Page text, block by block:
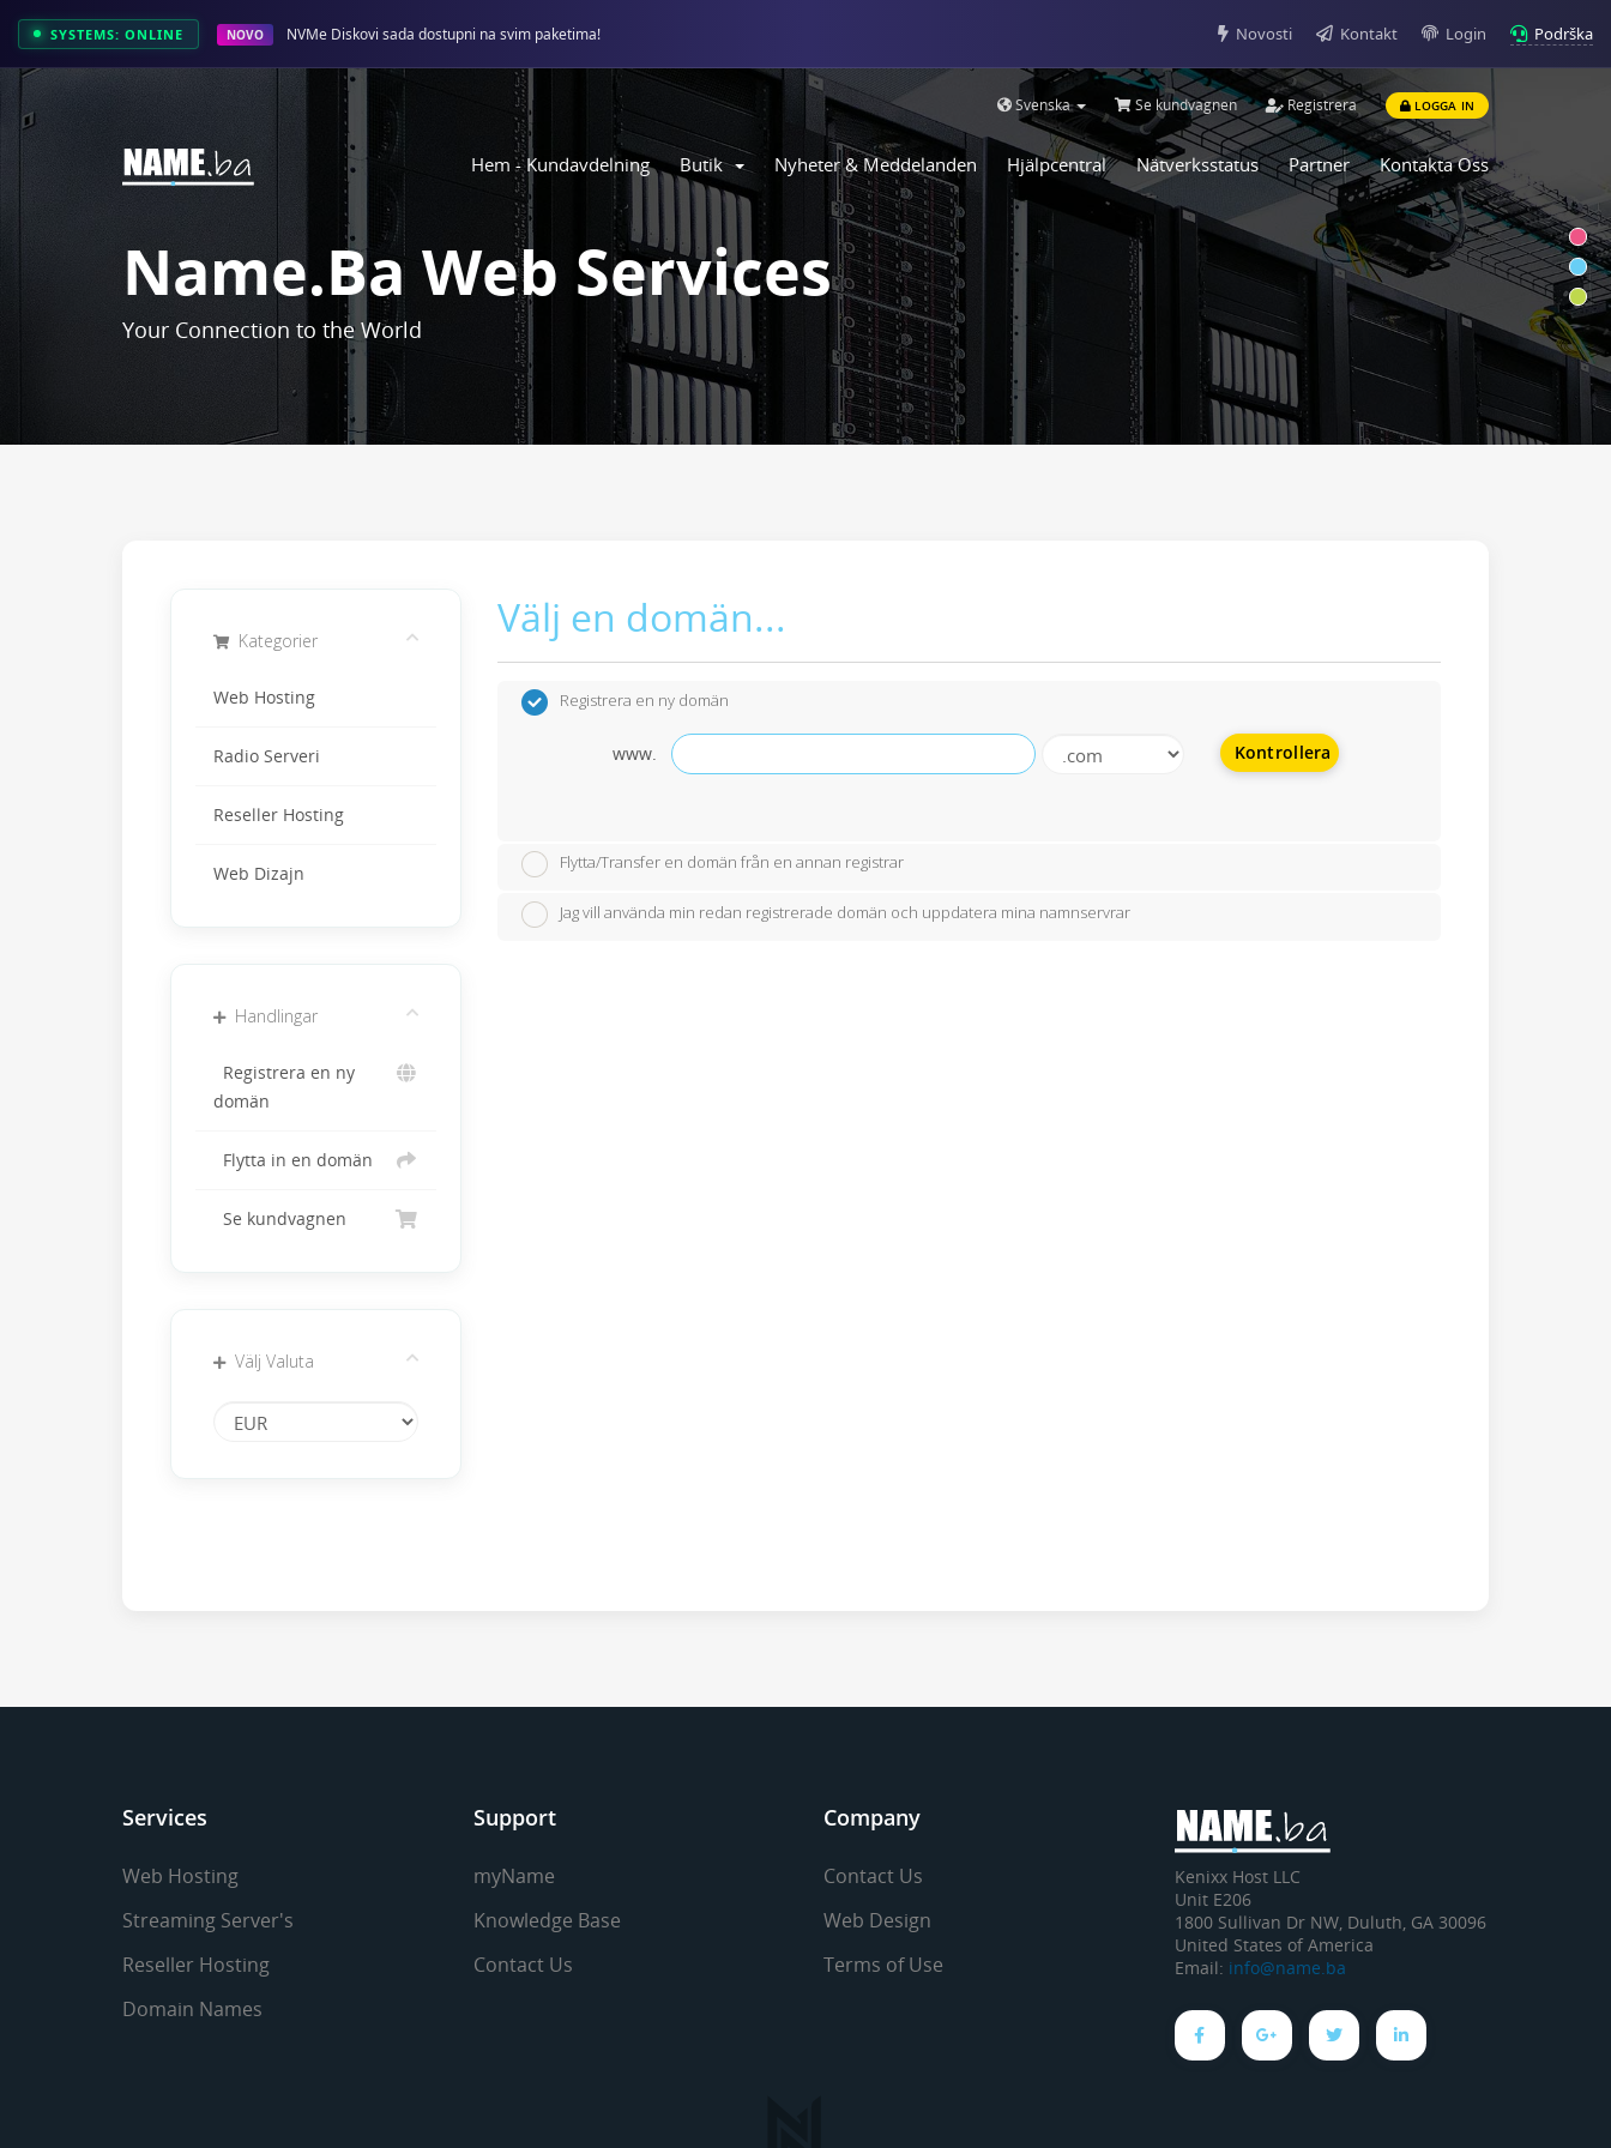
SYSTEMS: ONLINE NOVO NVMe Diskovi sada dostupni na svim paketima! Novosti Kontakt Login Podrška
Svenska Se kundvagnen Registrera LOGGA IN
Hem - Kundavdelning Butik Nyheter & Meddelanden Hjälpcentral Nätverksstatus Partner Kontakta Oss
Name.ba Web Services
Your Connection to the World
Kategorier
Web Hosting
Radio Serveri
Reseller Hosting
Web Dizajn
Handlingar
Registrera en ny
domän
Flytta in en domän
Se kundvagnen
Välj Valuta
Välj en domän...
Registrera en ny domän
www. Kontrollera
Flytta/Transfer en domän från en annan registrar
Jag vill använda min redan registrerade domän och uppdatera mina namnservrar
Services
Web Hosting
Streaming Server's
Reseller Hosting
Domain Names
Support
myName
Knowledge Base
Contact Us
Company
Contact Us
Web Design
Terms of Use
Kenixx Host LLC
Unit E206
1800 Sullivan Dr NW, Duluth, GA 30096
United States of America
Email: info@name.ba